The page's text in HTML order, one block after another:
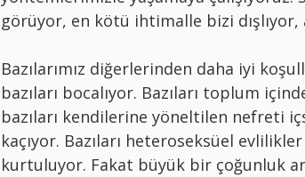
görüyor, en kötü ihtimalle bizi
Bazılarımız diğerlerinden daha iyi
bazıları bocalıyor. Bazıları toplum
bazıları kendilerine yöneltilen nefreti
kaçıyor. Bazıları heteroseksüel
kurtuluyor. Fakat büyük bir çoğunluk